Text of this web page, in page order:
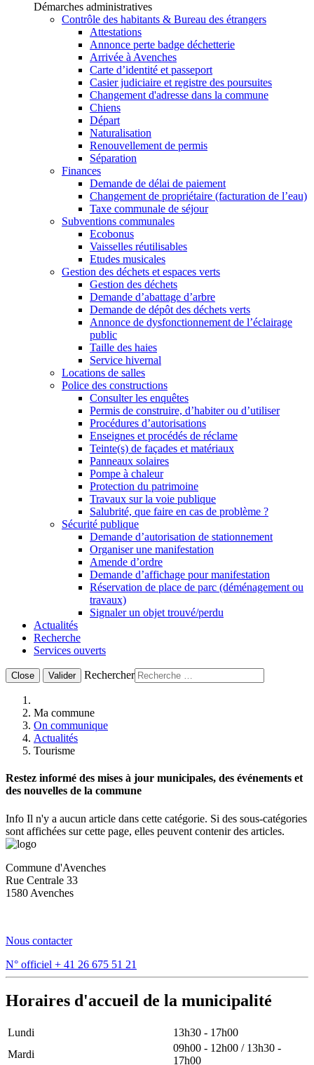
Démarches administratives
Contrôle des habitants & Bureau des étrangers
Attestations
Annonce perte badge déchetterie
Arrivée à Avenches
Carte d’identité et passeport
Casier judiciaire et registre des poursuites
Changement d'adresse dans la commune
Chiens
Départ
Naturalisation
Renouvellement de permis
Séparation
Finances
Demande de délai de paiement
Changement de propriétaire (facturation de l’eau)
Taxe communale de séjour
Subventions communales
Ecobonus
Vaisselles réutilisables
Etudes musicales
Gestion des déchets et espaces verts
Gestion des déchets
Demande d’abattage d’arbre
Demande de dépôt des déchets verts
Annonce de dysfonctionnement de l’éclairage
public
Taille des haies
Service hivernal
Locations de salles
Police des constructions
Consulter les enquêtes
Permis de construire, d’habiter ou d’utiliser
Procédures d’autorisations
Enseignes et procédés de réclame
Teinte(s) de façades et matériaux
Panneaux solaires
Pompe à chaleur
Protection du patrimoine
Travaux sur la voie publique
Salubrité, que faire en cas de problème ?
Sécurité publique
Demande d’autorisation de stationnement
Organiser une manifestation
Amende d’ordre
Demande d’affichage pour manifestation
Réservation de place de parc (déménagement ou
travaux)
Signaler un objet trouvé/perdu
Actualités
Recherche
Services ouverts
Close Valider Rechercher
Ma commune
On communique
Actualités
Tourisme
Restez informé des mises à jour municipales, des événements et
des nouvelles de la commune
Info Il n'y a aucun article dans cette catégorie. Si des sous-catégories
sont affichées sur cette page, elles peuvent contenir des articles.
Commune d'Avenches
Rue Centrale 33
1580 Avenches
Nous contacter
N° officiel + 41 26 675 51 21
Horaires d'accueil de la municipalité
Lundi
13h30 - 17h00
Mardi
09h00 - 12h00 / 13h30 -
17h00